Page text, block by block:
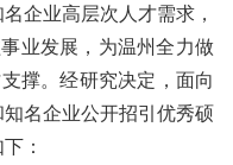
企业高层次人才需求，
业发展，为温州全力做
撑。经研究决定，面向
名企业公开招引优秀硕
：